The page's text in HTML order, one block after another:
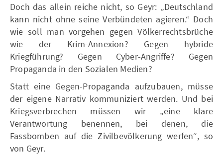
Doch das allein reiche nicht, so Geyr: „Deutschland
kann nicht ohne seine Verbündeten agieren.“ Doch
wie soll man vorgehen gegen Völkerrechtsbrüche
wie der Krim-Annexion? Gegen hybride
Kriegführung? Gegen Cyber-Angriffe? Gegen
Propaganda in den Sozialen Medien?
Statt eine Gegen-Propaganda aufzubauen, müsse
der eigene Narrativ kommuniziert werden. Und bei
Kriegsverbrechen müssen wir „eine klare
Verantwortung benennen, bei denen, die
Fassbomben auf die Zivilbevölkerung werfen“, so
von Geyr.